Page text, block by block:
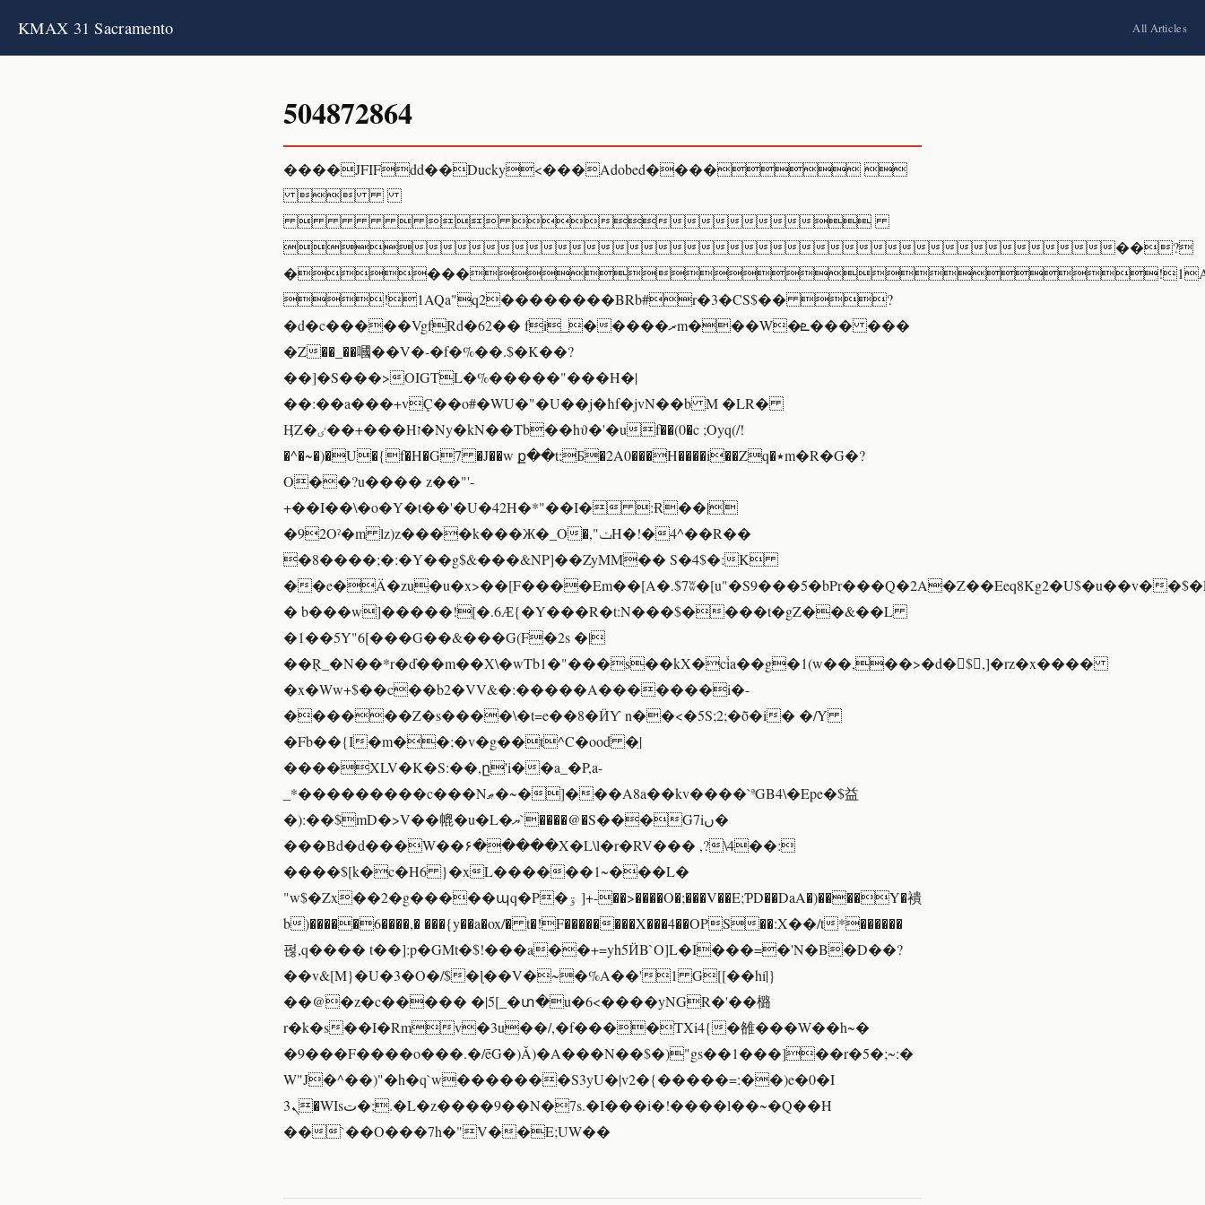
KMAX 31 Sacramento All Articles
504872864
����JFIFdd��Ducky<���Adobed���� 

   
��?
!1AQa"q2��������BRb#r�3�CS$�� ?
�d�c�����VgfRd�62�� fi_�����ރm���W�ܧ��� ���
�Z��_��嘓��V�-�f�%��.$�K��?
��]�S���>OIGTL�%�����"���H�|
��:��a���+vÇ��o#�WU�"�U��j�ħf�jvN��b M �LR�
ӉZ�ٸ��+���Hז�Ny�kN��Tb��hϑ�'�uf��(0�c ;Oyq(/!
�^�~�)�U�{f�H�G7 �J��w ք��t;Ƃ�2A0���H����i��Zq�٭m�R�G�?
O��?u���� z��"'-
+��I��\�o�Y�t��'�U�42H�*"��I� :Ɍ��|
�92Oˀ�m lz)z����k���Ж�_O�,"ݖH�!�4^��R��
�8����;�:�Y��g$&���&NP]��ZyMM�� S�4$�:K
�
� b���w]�����![�.6Ӕ{�Y���R�t:N���$����t�gZ��&��L
�1��5Y"6[���G��&���G(F�2s �|
��Ŗ_�N��*r�ď��m��X\�wTb1�"���s��kX�c֒ia��g�1(w��,��>�d�$,]�rz�x����
�x�Ww+$��c��b2�VV&�:�����A�������i�-
������Z�s����\�t=e��8�ӤƳ n��<�5S;2;�ȭ�i� �/Y
�Fb��{I�m��;�v�g��t^C�ood �̤|
����XLV�K�S:��,ը'i��a_�P,a-
_*���������c���Nޠ�~�]���A8a��kv����`ªGB4\�Epe�$益
�):��$mD�>V��㡙�u�L�ޔ`����@�S���G7iں�
���Bd�d���W��۶�����X�L\l�r�RV��� ,?\4��:
����$[k�c�H6 }�xL������1~���L�
"w$�Zx��2�g�����պq�P�ۊ ]+-��>����O�;���V��E;ƤD��DaA�)����Y�䙡
b)�����6����,� ���{y��a�ox/� t�!F��������X���4��OPS��:Χ��/t*������
펂,q���� t��]:p�GMt�$!���a��+=yh5ӤB`O]L�I���=�'N�B�D��?
��v&[M}�U�3�O�/$�ɭ��V�~�%A��'1 G[[��hí|}
��@�z�c����� �|5[_�տ�u�6<����yNGR�'��㯝
r�k�s��I�Rmv�3u��/,�f����TXi4{�雒���W��h~�
�9���F����o���.�/ēG�)Ǎ)�A���N��$�)"gs��1���]��r�5�;~:�
W"J�^��)"�h�q`w�������S3yU�|v2�{�����=:��)e�0�I
ܢ3�WIsت�;.�L�z����9��N�7s.�I���i�!����l��~�Q��H
��`��O���7h�"V��E;UW��